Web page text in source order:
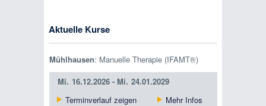
Aktuelle Kurse
Mühlhausen: Manuelle Therapie (IFAMT®)
Mi. 16.12.2026 - Mi. 24.01.2029
Terminverlauf zeigen
Mehr Infos